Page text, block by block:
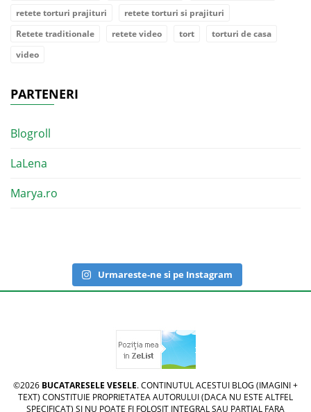
retete torturi prajituri
retete torturi si prajituri
Retete traditionale
retete video tort
torturi de casa
video
PARTENERI
Blogroll
LaLena
Marya.ro
Urmareste-ne si pe Instagram
©2026 BUCATARESELE VESELE. CONTINUTUL ACESTUI BLOG (IMAGINI +
TEXT) CONSTITUIE PROPRIETATEA AUTORULUI (DACA NU ESTE ALTFEL
SPECIFICAT) SI NU POATE FI FOLOSIT INTEGRAL SAU PARTIAL FARA